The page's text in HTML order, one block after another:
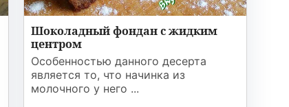
Шоколадный фондан с жидким
центром
Особенностью данного десерта
является то, что начинка из
молочного у него ...